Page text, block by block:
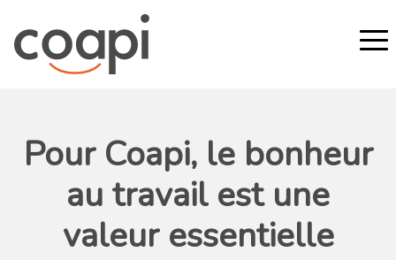
Pour Coapi, le bonheur
au travail est une
valeur essentielle